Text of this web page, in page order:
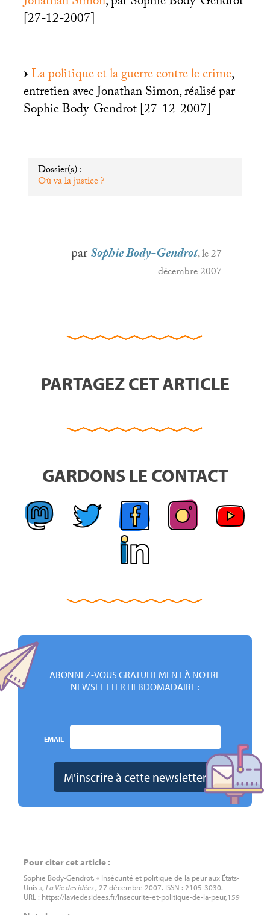
[27-12-2007]
La politique et la guerre contre le crime,
entretien avec Jonathan Simon, réalisé par
Sophie Body-Gendrot [27-12-2007]
Dossier(s) :
Où va la justice?
parSophie Body-Gendrot, le 27
décembre 2007
PARTAGEZ CET ARTICLE
GARDONS LE CONTACT
ABONNEZ-VOUS GRATUITEMENT À NOTRE
NEWSLETTER HEBDOMADAIRE :
EMAIL
Pour citer cet article :
Sophie Body-Gendrot, « Insécurité et politique de la peur aux États-
Unis », La Vie des idées, 27 décembre 2007. ISSN : 2105-3030.
URL : https://laviedesidees.fr/Insecurite-et-politique-de-la-peur,159